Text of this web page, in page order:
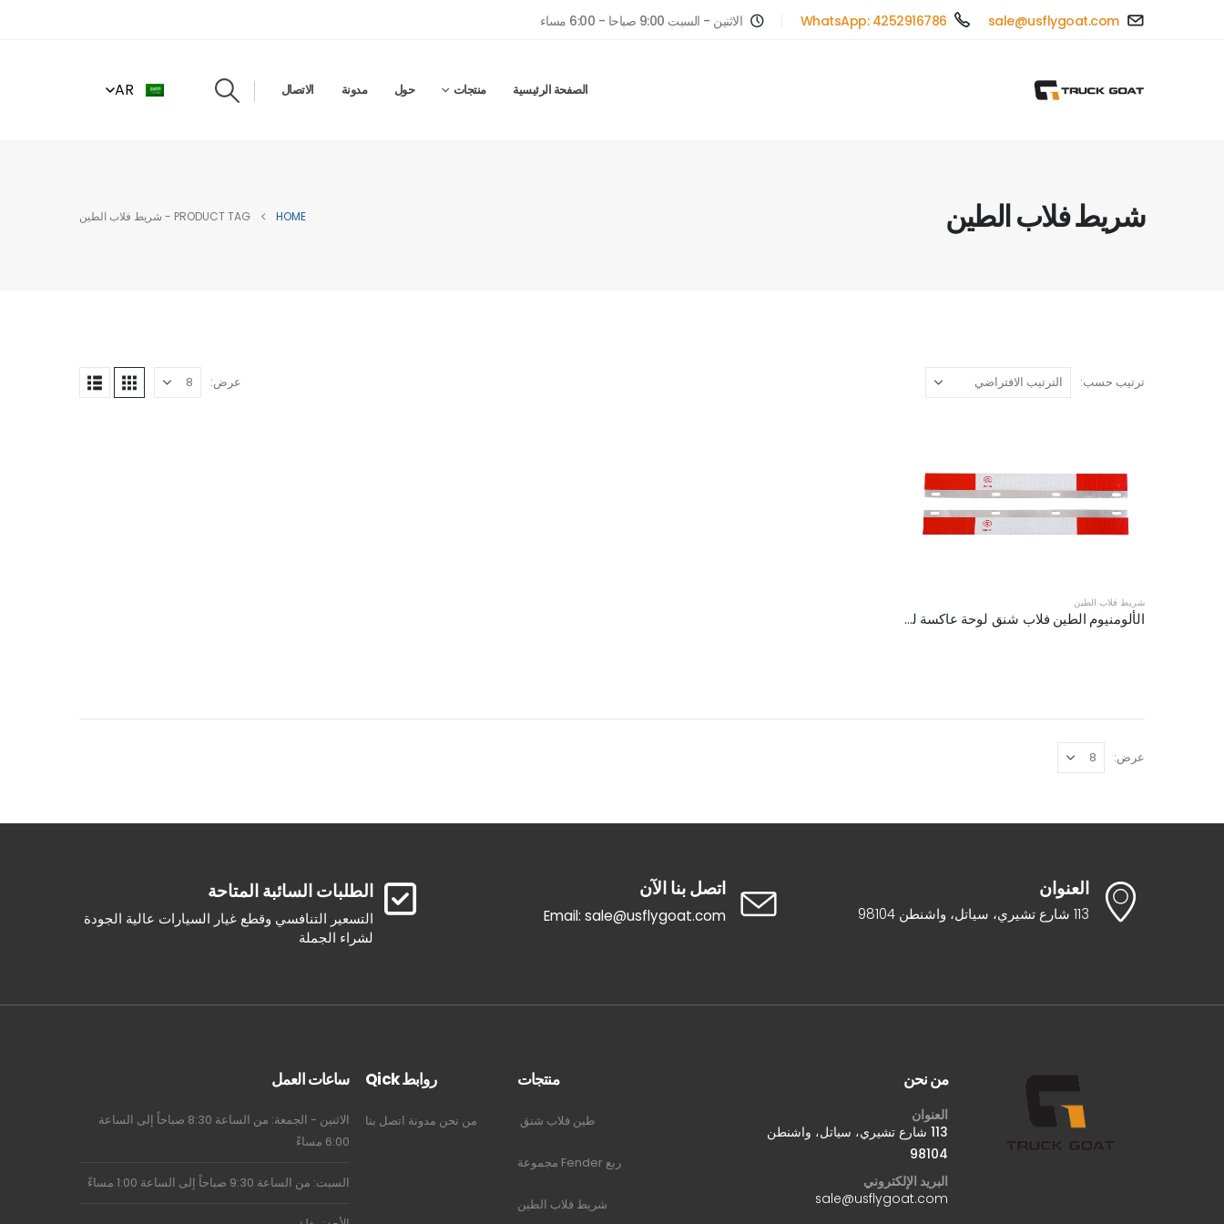
sale@usflygoat.com
WhatsApp: 4252916786 الاثنين - السبت 9:00 صباحا - 6:00 مساء
الصفحة الرئيسية منتجات حول مدونة الاتصال AR
شريط فلاب الطين HOME
PRODUCT TAG - شريط فلاب الطين
ترتيب حسب: عرض:
شريط فلاب الطين
الألومنيوم الطين فلاب شنق لوحة عاكسة لشاحنة نصف XKJ-MFS-S24AL
عرض:
العنوان
113 شارع تشيري، سياتل، واشنطن 98104
اتصل بنا الآن
Email: sale@usflygoat.com
الطلبات السائبة المتاحة
التسعير التنافسي وقطع غيار السيارات عالية الجودة
لشراء الجملة
من نحن
العنوان
113 شارع تشيري، سياتل، واشنطن
98104
البريد الإلكتروني
sale@usflygoat.com
منتجات
طين فلاب شنق
ربع Fender مجموعة
شريط فلاب الطين
روابط Qick
من نحن مدونة اتصل بنا
ساعات العمل
الاثنين - الجمعة: من الساعة 8:30 صباحاً إلى الساعة
6:00 مساءً
السبت: من الساعة 9:30 صباحاً إلى الساعة 1:00 مساءً